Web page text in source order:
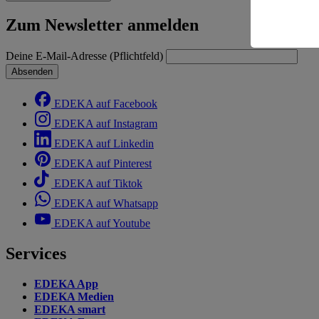
Zum Newsletter anmelden
Deine E-Mail-Adresse (Pflichtfeld)
Absenden
EDEKA auf Facebook
EDEKA auf Instagram
EDEKA auf Linkedin
EDEKA auf Pinterest
EDEKA auf Tiktok
EDEKA auf Whatsapp
EDEKA auf Youtube
Services
EDEKA App
EDEKA Medien
EDEKA smart